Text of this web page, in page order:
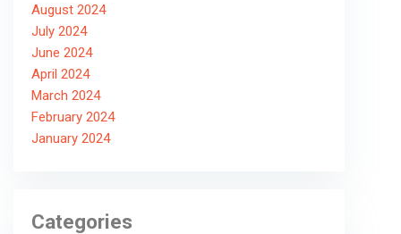
August 2024
July 2024
June 2024
April 2024
March 2024
February 2024
January 2024
Categories